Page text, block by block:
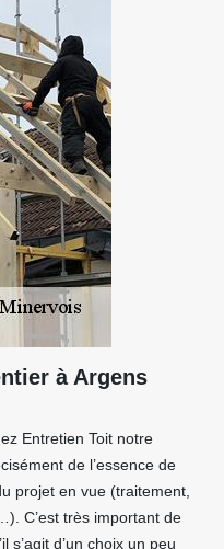
à Argens
Entretien Toit notre
de l’essence de
projet en vue (traitement,
C’est très important de
s’agit d’un choix un peu